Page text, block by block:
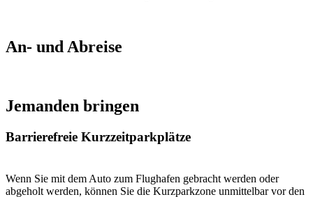
An- und Abreise
Jemanden bringen
Barrierefreie Kurzzeitparkplätze
Wenn Sie mit dem Auto zum Flughafen gebracht werden oder
abgeholt werden, können Sie die Kurzparkzone unmittelbar vor den